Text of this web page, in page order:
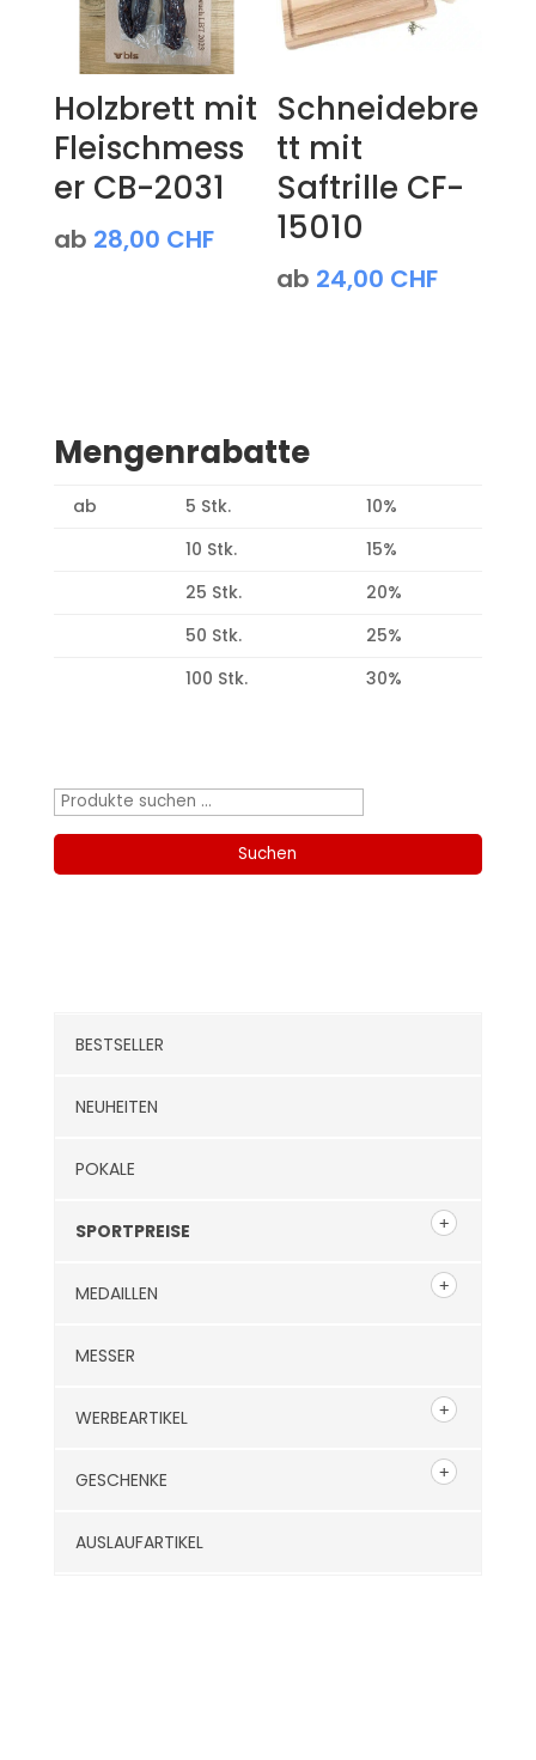
Holzbrett mit
Fleischmess
er CB-2031
ab 28,00 CHF
Schneidebre
tt mit
Saftrille CF-
15010
ab 24,00 CHF
Mengenrabatte
ab 5 Stk.
10%
10 Stk.
15%
25 Stk.
20%
50 Stk.
25%
100 Stk.
30%
Suchen
Suchen
BESTSELLER
NEUHEITEN
POKALE
SPORTPREISE
MEDAILLEN
MESSER
WERBEARTIKEL
GESCHENKE
AUSLAUFARTIKEL